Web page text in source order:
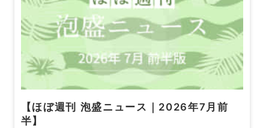
【ほぼ週刊 泡盛ニュース｜2026年7月前
半】